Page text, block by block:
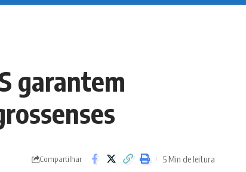
garantem
Compartilhar 5 Min de leitura